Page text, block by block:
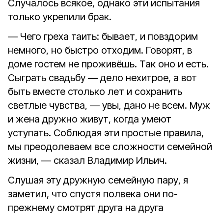
Случалось всякое, однако эти испытания
только укрепили брак.
— Чего греха таить: бывает, и повздорим
немного, но быстро отходим. Говорят, в
доме гостем не проживёшь. Так оно и есть.
Сыграть свадьбу — дело нехитрое, а вот
быть вместе столько лет и сохранить
светлые чувства, — увы, дано не всем. Муж
и жена дружно живут, когда умеют
уступать. Соблюдая эти простые правила,
мы преодолеваем все сложности семейной
жизни, — сказал Владимир Ильич.
Слушая эту дружную семейную пару, я
заметил, что спустя полвека они по-
прежнему смотрят друга на друга